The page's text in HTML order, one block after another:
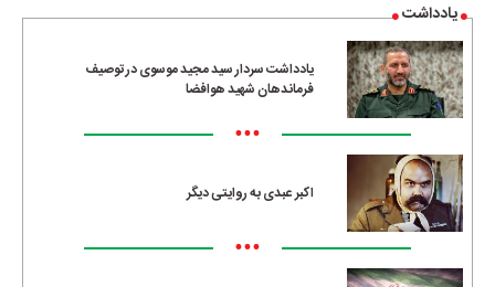
یادداشت
یادداشت سردار سید مجید موسوی در توصیف
فرماندهان شهید هوافضا
•••
اکبر عبدی به روایتی دیگر
•••